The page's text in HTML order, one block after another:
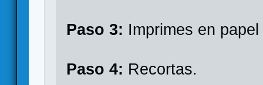
Paso 3: Imprimes en
Paso 4: Recortas.